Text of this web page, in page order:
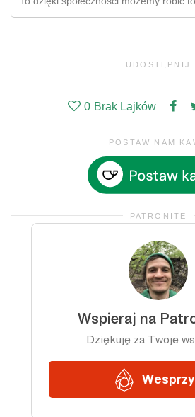
UDOSTĘPNIJ
0 Brak Lajków
POSTAW NAM
PATRONITE